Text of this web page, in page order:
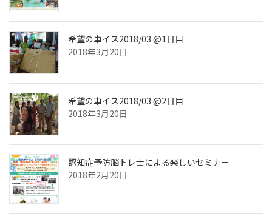
希望の車イス2018/03 @1日目
2018年3月20日
希望の車イス2018/03 @2日目
2018年3月20日
認知症予防脳トレ士による楽しいセミナー
2018年2月20日